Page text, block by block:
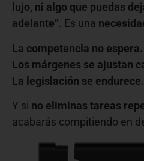
lujo, ni algo que puedas
adelante”. Es una
La competencia no espera.
Los márgenes se ajustan
La legislación se endurece.
Y si no eliminas tareas
acabarás compitiendo en